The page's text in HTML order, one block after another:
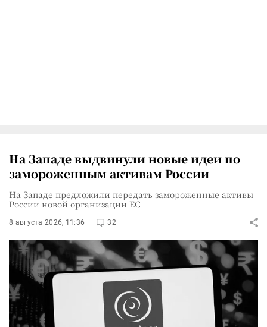
На Западе выдвинули новые идеи по
замороженным активам России
На Западе предложили передать замороженные активы
России новой организации ЕС
8 августа 2026, 11:36 32